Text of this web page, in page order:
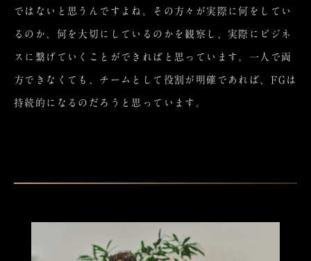
ではないと思うんですよね。その方々が実際に何をしてい
るのか、何を大切にしているのかを観察し、実際にビジネ
スに繋げていくことができればと思っています。一人で両
方できなくても、チームとして役割が明確であれば、FGは
持続的になるのだろうと思っています。